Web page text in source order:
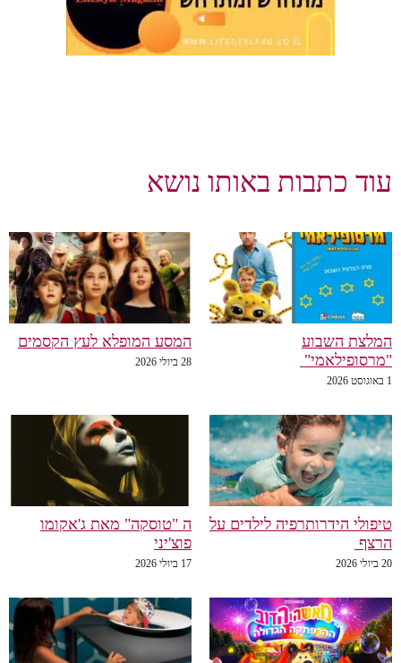
עוד כתבות באותו נושא
המלצת השבוע
"מרסופילאמי"
1 באוגוסט 2026
המסע המופלא לעץ הקסמים
28 ביולי 2026
טיפולי הידרותרפיה לילדים על
הרצף
20 ביולי 2026
ה "טוסקה" מאת ג'אקומו
פוצ'יני
17 ביולי 2026